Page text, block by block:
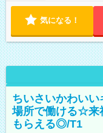
気になる！
ちいさいかわい
場所で働ける☆来
もらえる◎/T1